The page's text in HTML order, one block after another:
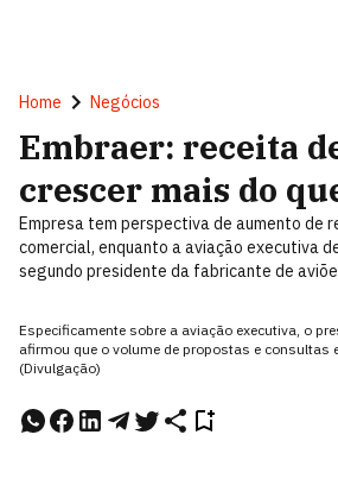
Home Negócios
Embraer: receita
crescer mais do
Empresa tem perspectiva de aumento de
comercial, enquanto a aviação executiva
segundo presidente da fabricante de
Especificamente sobre a aviação executiva, o
afirmou que o volume de propostas e consultas
(Divulgação)